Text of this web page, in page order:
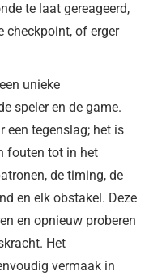
te laat gereageerd,
checkpoint, of erger
unieke
speler en de game.
een tegenslag; het is
fouten tot in het
de timing, de
en elk obstakel. Deze
en opnieuw proberen
Het
vermaak in